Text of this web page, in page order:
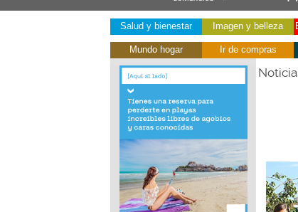
Salud y bienestar Imagen y belleza
Mundo hogar Ir de compras